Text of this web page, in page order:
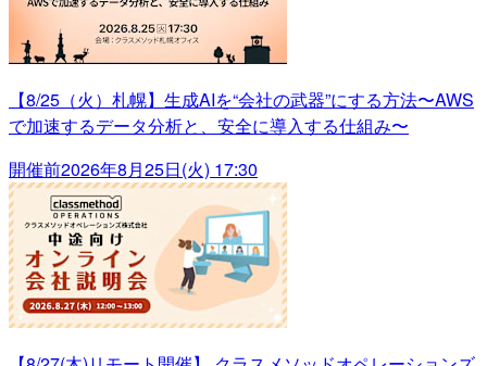
【8/25（火）札幌】生成AIを“会社の武器”にする方法〜AWS
で加速するデータ分析と、安全に導入する仕組み〜
開催前2026年8月25日(火) 17:30